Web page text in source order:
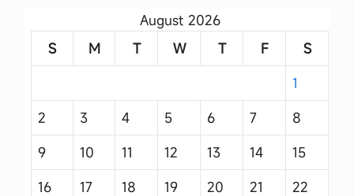
August 2026
S
M T W T F
S
1
2
3 4 5 6 7
8
9
10 11 12 13 14
15
16
17 18 19 20 21 22